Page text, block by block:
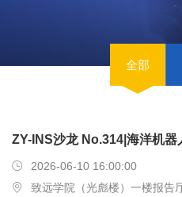
全部
ZY-INS沙龙 No.314|海洋机器
2026-06-10 16:00:00
致远学院（光彪楼）一楼报告